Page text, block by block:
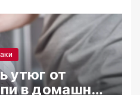
утюг от
в домашних